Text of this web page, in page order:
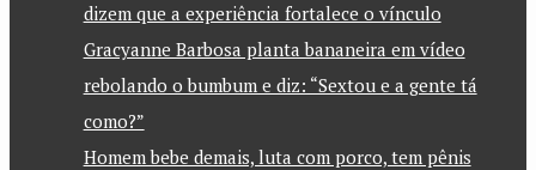
dizem que a experiência fortalece o vínculo
Gracyanne Barbosa planta bananeira em vídeo
rebolando o bumbum e diz: “Sextou e a gente tá
como?”
Homem bebe demais, luta com porco, tem pênis